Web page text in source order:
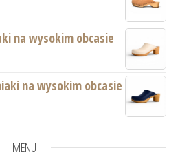
na wysokim obcasie
na wysokim obcasie
MENU